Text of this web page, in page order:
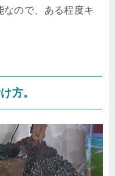
ので、ある程度キ
方。